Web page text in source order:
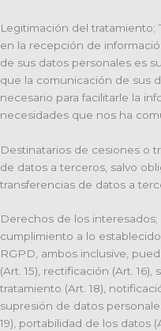
Legitimación del tratamiento;
en la recepción de
de sus datos personales es
que la comunicación de sus
necesario para facilitarle la
necesidades que nos ha
Destinatarios de cesiones o
de datos a terceros, salvo
transferencias de datos a
Derechos de los
cumplimiento a lo
RGPD, ambos inclusive,
(Art. 15), rectificación (Art.
tratamiento (Art. 18),
supresión de datos
19), portabilidad de los datos